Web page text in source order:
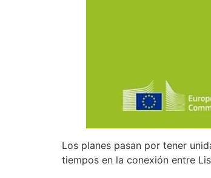
Los planes pasan por tener
tiempos en la conexión entre